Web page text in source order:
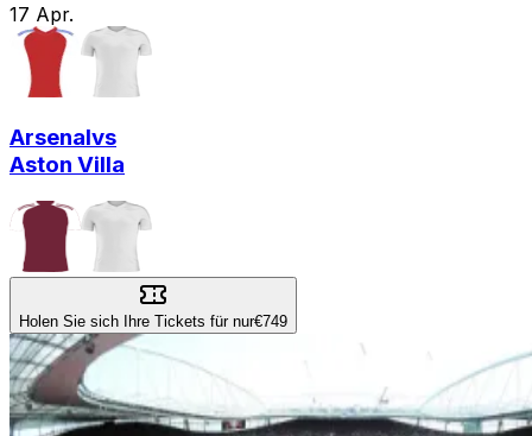
17 Apr.
Arsenalvs
Aston Villa
Holen Sie sich Ihre Tickets für nur€749